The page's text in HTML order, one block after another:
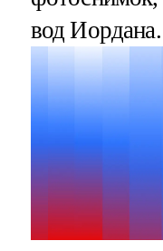
вод Иордана.